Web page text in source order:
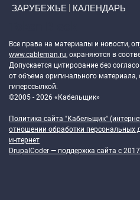
ЗАРУБЕЖЬЕ КАЛЕНДАРЬ
Все права на материалы и новости,
www.cableman.ru, охраняются в
Допускается цитирование без
от объема оригинального
гиперссылкой.
©2005 - 2026 «Кабельщик»
Политика сайта "Кабельщик"
отношении обработки персональных
интернет
DrupalCoder — поддержка сайта c